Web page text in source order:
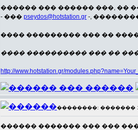
������ ��� ������ ���, ��
- ��� pseydos@hotstation.gr -,
���� ��������� ��� ��
���� ���������� ��� ��
http://www.hotstation.gr/
��������: ������� 17
������ ������� ��� ���